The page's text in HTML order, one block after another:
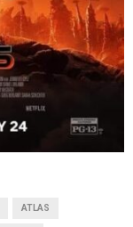
ATLAS